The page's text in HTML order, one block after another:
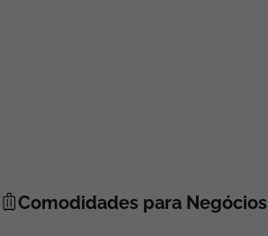
Comodidades para Negócios